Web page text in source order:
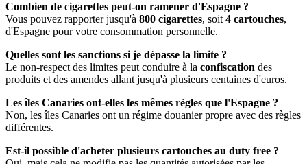
Combien de cigarettes peut-on ramener d'Espagne ?
Vous pouvez rapporter jusqu'à 800 cigarettes, soit4 cartouches,
d'Espagne pour votre consommation personnelle.
Quelles sont les sanctions si je dépasse la limite ?
Le non-respect des limites peut conduire à la confiscation des
produits et des amendes allant jusqu'à plusieurs centaines d'euros.
Les îles Canaries ont-elles les mêmes règles que l'Espagne ?
Non, les îles Canaries ont un régime douanier propre avec des règles
différentes.
Est-il possible d'acheter plusieurs cartouches au duty free ?